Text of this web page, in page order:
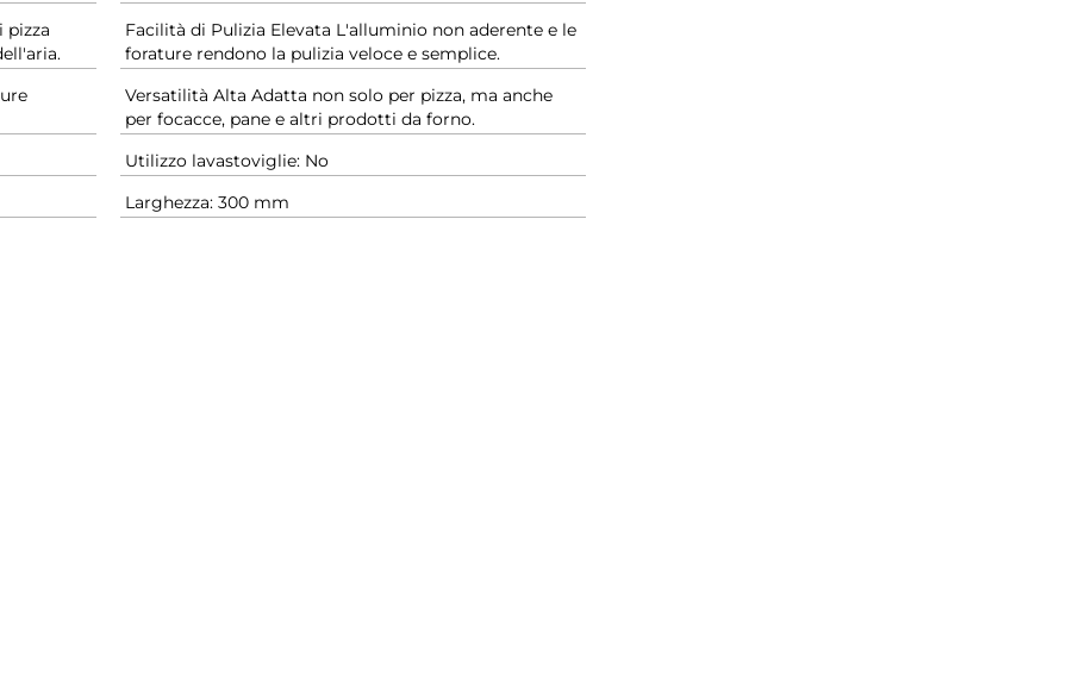
pizza
Facilità di Pulizia Elevata L'alluminio non aderente e le
forature rendono la pulizia veloce e semplice.
Versatilità Alta Adatta non solo per pizza, ma anche
per focacce, pane e altri prodotti da forno.
Utilizzo lavastoviglie: No
Larghezza: 300 mm